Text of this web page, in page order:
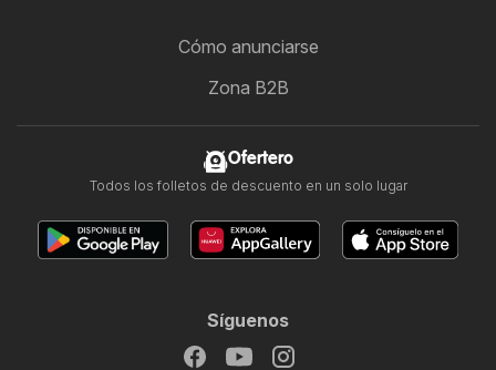
Cómo anunciarse
Zona B2B
Ofertero
Todos los folletos de descuento en un solo lugar
Síguenos